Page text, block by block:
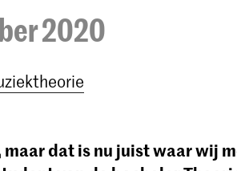
2020
dat is nu juist waar wij